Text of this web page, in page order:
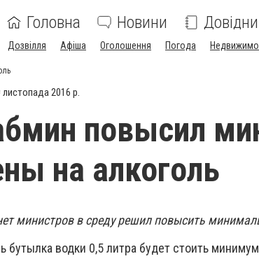
Головна Новини
Дозвілля Афіша Оголошення Погода
листопада 2016 р.
повысил
на алкоголь
министров в среду решил повысить
бутылка водки 0,5 литра будет стоить